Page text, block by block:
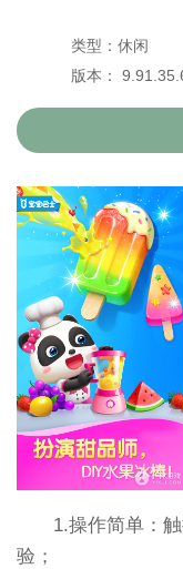
类型：休闲
版本：
1.操作简单：
验；